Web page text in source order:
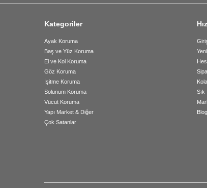
Kategoriler
Ayak Koruma
Baş ve Yüz Koruma
El ve Kol Koruma
Göz Koruma
İşitme Koruma
Solunum Koruma
Vücut Koruma
Yapı Market & Diğer
Çok Satanlar
Sık
Blog